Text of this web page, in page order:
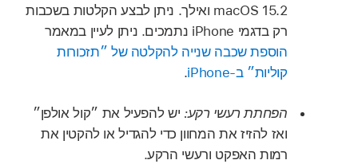
macOS 15.2 ואילך. ניתן לבצע הקלטות בשכבות
רק בדגמי iPhone נתמכים. ניתן לעיין במאמר
הוספת שכבה שנייה להקלטה של ״תזכורות
קוליות״ ב-iPhone
.
הפחתת רעשי רקע: יש להפעיל את ״קול אולפן״
ואז להזיז את המחוון כדי להגדיל או להקטין את
רמות האפקט ורעשי הרקע.